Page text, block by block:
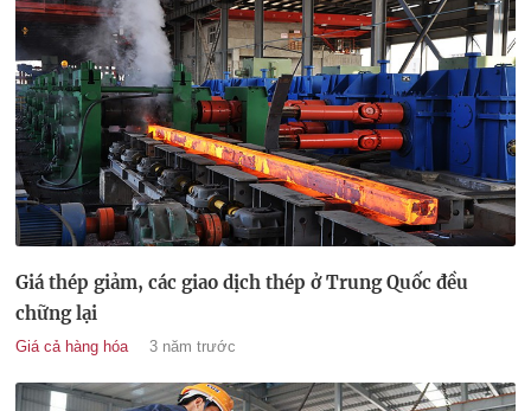
Giá thép giảm, các giao dịch thép ở Trung Quốc đều
chững lại
Giá cả hàng hóa 3 năm trước